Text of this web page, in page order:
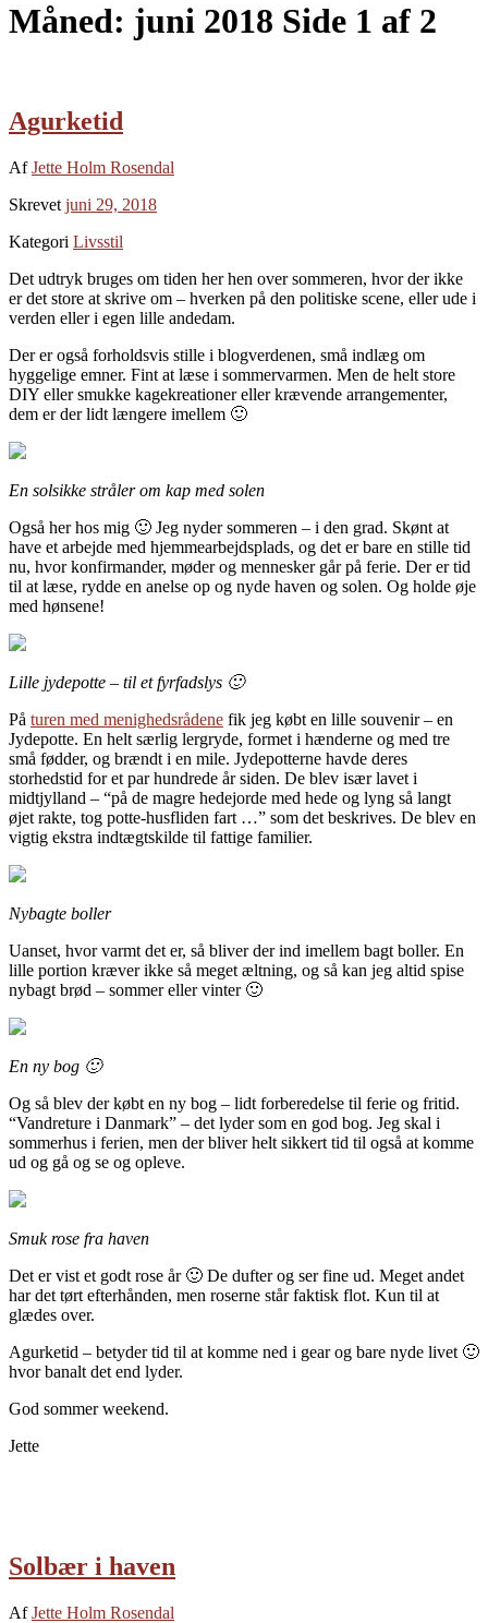
Måned: juni 2018 Side 1 af 2
Agurketid
AfJette Holm Rosendal
Skrevet juni 29, 2018
Kategori Livsstil
Det udtryk bruges om tiden her hen over sommeren, hvor der ikke
er det store at skrive om – hverken på den politiske scene, eller ude i
verden eller i egen lille andedam.
Der er også forholdsvis stille i blogverdenen, små indlæg om
hyggelige emner. Fint at læse i sommervarmen. Men de helt store
DIY eller smukke kagekreationer eller krævende arrangementer,
dem er der lidt længere imellem 🙂
En solsikke stråler om kap med solen
Også her hos mig 🙂 Jeg nyder sommeren – i den grad. Skønt at
have et arbejde med hjemmearbejdsplads, og det er bare en stille tid
nu, hvor konfirmander, møder og mennesker går på ferie. Der er tid
til at læse, rydde en anelse op og nyde haven og solen. Og holde øje
med hønsene!
Lille jydepotte – til et fyrfadslys 🙂
På turen med menighedsrådene fik jeg købt en lille souvenir – en
Jydepotte. En helt særlig lergryde, formet i hænderne og med tre
små fødder, og brændt i en mile. Jydepotterne havde deres
storhedstid for et par hundrede år siden. De blev især lavet i
midtjylland – “på de magre hedejorde med hede og lyng så langt
øjet rakte, tog potte-husfliden fart …” som det beskrives. De blev en
vigtig ekstra indtægtskilde til fattige familier.
Nybagte boller
Uanset, hvor varmt det er, så bliver der ind imellem bagt boller. En
lille portion kræver ikke så meget æltning, og så kan jeg altid spise
nybagt brød – sommer eller vinter 🙂
En ny bog 🙂
Og så blev der købt en ny bog – lidt forberedelse til ferie og fritid.
“Vandreture i Danmark” – det lyder som en god bog. Jeg skal i
sommerhus i ferien, men der bliver helt sikkert tid til også at komme
ud og gå og se og opleve.
Smuk rose fra haven
Det er vist et godt rose år 🙂 De dufter og ser fine ud. Meget andet
har det tørt efterhånden, men roserne står faktisk flot. Kun til at
glædes over.
Agurketid – betyder tid til at komme ned i gear og bare nyde livet 🙂
hvor banalt det end lyder.
God sommer weekend.
Jette
Solbær i haven
AfJette Holm Rosendal